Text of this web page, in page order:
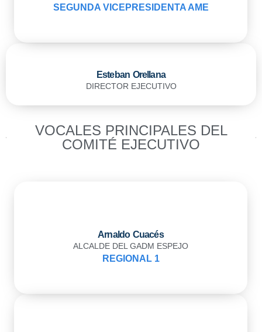
SEGUNDA VICEPRESIDENTA AME
Esteban Orellana
DIRECTOR EJECUTIVO
VOCALES PRINCIPALES DEL
COMITÉ EJECUTIVO
Arnaldo Cuacés
ALCALDE DEL GADM ESPEJO
REGIONAL 1